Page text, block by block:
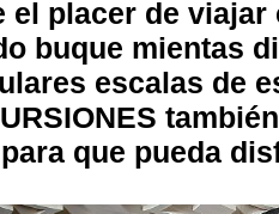
el placer de
buque mientas
escalas de
que pueda